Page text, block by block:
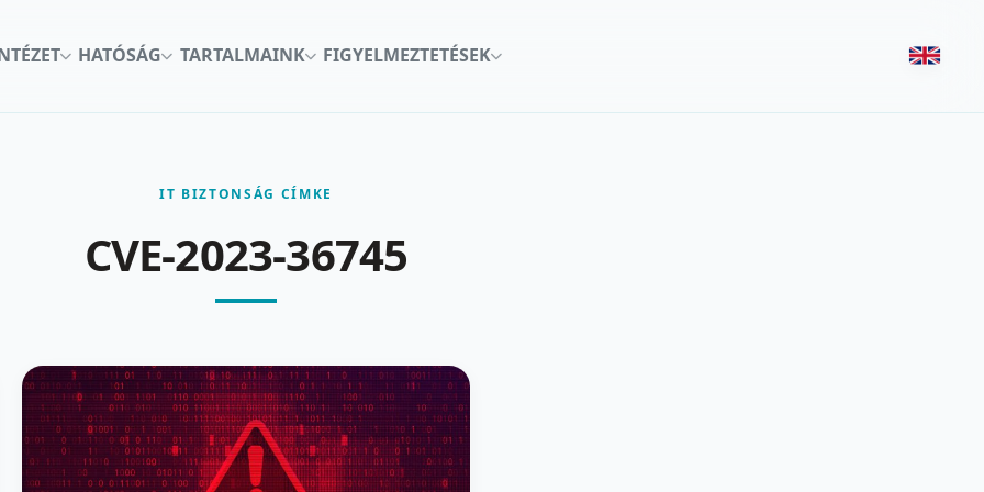
HATÓSÁG TARTALMAINK FIGYELMEZTETÉSEK
IT BIZTONSÁG CÍMKE
CVE-2023-36745